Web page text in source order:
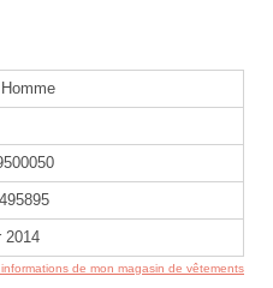
Homme
2014
de mon magasin de vêtements